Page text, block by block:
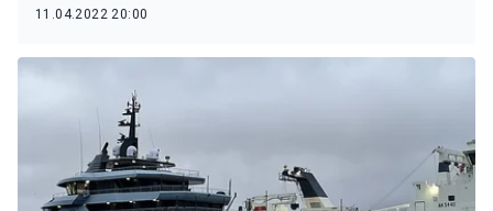
11.04.2022 20:00